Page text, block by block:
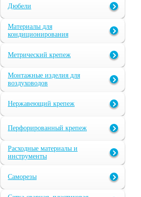
Дюбели
Материалы для
кондиционирования
Метрический крепеж
Монтажные изделия для
воздуховодов
Нержавеющий крепеж
Перфорированный крепеж
Расходные материалы и
инструменты
Саморезы